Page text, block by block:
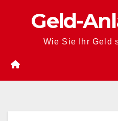
Geld-
Wie Sie Ihr Geld